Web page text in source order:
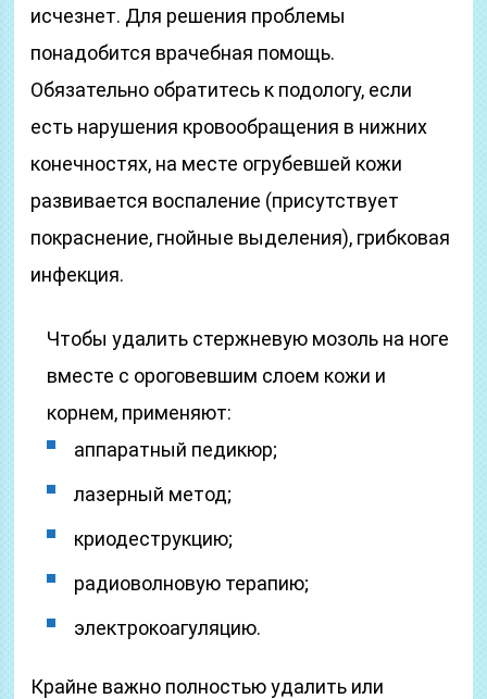
исчезнет. Для решения проблемы
понадобится врачебная помощь.
Обязательно обратитесь к подологу, если
есть нарушения кровообращения в нижних
конечностях, на месте огрубевшей кожи
развивается воспаление (присутствует
покраснение, гнойные выделения), грибковая
инфекция.
Чтобы удалить стержневую мозоль на ноге
вместе с ороговевшим слоем кожи и
корнем, применяют:
аппаратный педикюр;
лазерный метод;
криодеструкцию;
радиоволновую терапию;
электрокоагуляцию.
Крайне важно полностью удалить или